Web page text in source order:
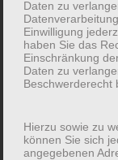
…
Daten zu
Einwilligung
haben Sie das
Einschränkung
Daten zu
Beschwerderecht
Hierzu sowie zu
können Sie sich
angegebenen